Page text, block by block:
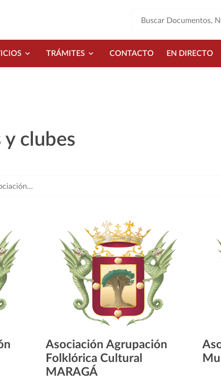
TRÁMITES CONTACTO EN DIRECTO
y clubes
Asociación Agrupación
Folklórica Cultural
MARAGÁ